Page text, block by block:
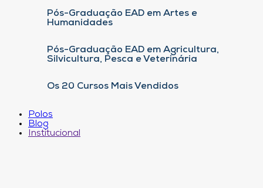
Pós-Graduação EAD em Artes e
Humanidades
Pós-Graduação EAD em Agricultura,
Silvicultura, Pesca e Veterinária
Os 20 Cursos Mais Vendidos
Polos
Blog
Institucional